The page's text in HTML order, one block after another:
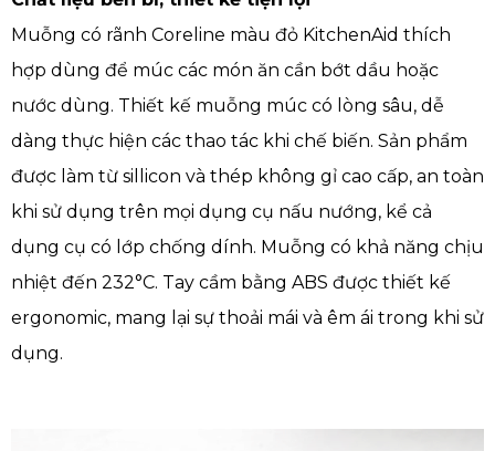
Muỗng có rãnh Coreline màu đỏ KitchenAid thích
hợp dùng để múc các món ăn cần bớt dầu hoặc
nước dùng. Thiết kế muỗng múc có lòng sâu, dễ
dàng thực hiện các thao tác khi chế biến. Sản phẩm
được làm từ sillicon và thép không gỉ cao cấp, an toàn
khi sử dụng trên mọi dụng cụ nấu nướng, kể cả
dụng cụ có lớp chống dính. Muỗng có khả năng chịu
nhiệt đến 232°C. Tay cầm bằng ABS được thiết kế
ergonomic, mang lại sự thoải mái và êm ái trong khi sử
dụng.